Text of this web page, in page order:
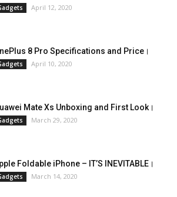
April 12, 2020
8 Pro Specifications and Price।
April 10, 2020
Mate Xs Unboxing and First Look।
March 29, 2020
Foldable iPhone – IT’S INEVITABLE।
March 14, 2020